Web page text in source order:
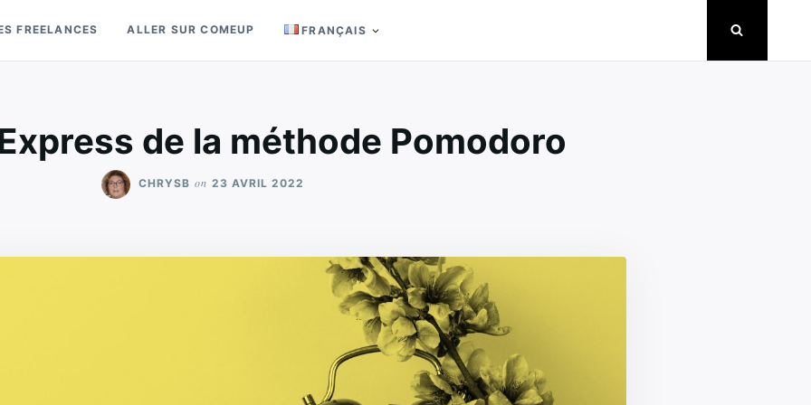
FREELANCES ALLER SUR COMEUP FRANÇAIS
de la méthode Pomodoro
CHRYSB on 23 AVRIL 2022